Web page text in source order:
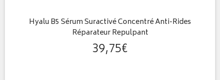
Hyalu B5 Sérum Suractivé Concentré Anti-Rides
Réparateur Repulpant
39,75€